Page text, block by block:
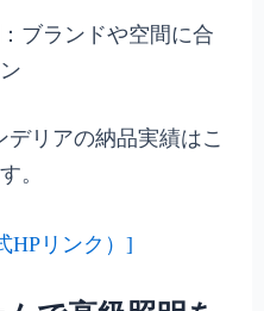
：ブランドや空間に合
リアの納品実績はこ
。
HPリンク）]